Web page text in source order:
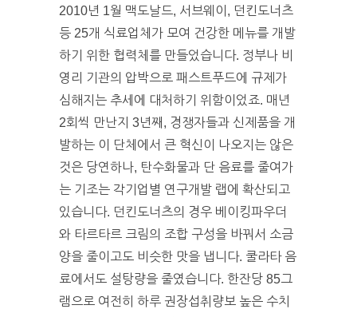
2010년 1월 맥도날드, 서브웨이, 던킨도너츠
등 25개 식료업체가 모여 건강한 메뉴를 개발
하기 위한 협력체를 만들었습니다. 정부나 비
영리 기관의 압박으로 패스트푸드에 규제가
심해지는 추세에 대처하기 위함이었죠. 매년
2회씩 만난지 3년째, 경쟁자들과 신제품을 개
발하는 이 단체에서 큰 혁신이 나오지는 않은
것은 당연하나, 탄수화물과 단 음료를 줄여가
는 기조는 각기업별 연구개발 랩에 확산되고
있습니다. 던킨도너츠의 경우 베이킹파우더
와 타르타르 크림의 조합 구성을 바꿔서 소금
양을 줄이고도 비슷한 맛을 냅니다. 쿨라타 음
료에서도 설탕량을 줄였습니다. 한잔당 85그
램으로 여전히 하루 권장섭취량보 높은 수치